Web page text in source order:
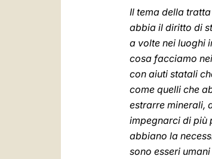
Il tema della
abbia il diritto di
a volte nei luoghi
cosa facciamo
con aiuti statali
come quelli che
estrarre minerali,
impegnarci di più
abbiano la
sono esseri